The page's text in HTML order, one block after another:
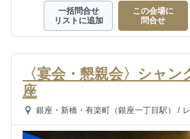
一括問合せ
リストに追加
この会場に
問合せ
〈宴会・懇親会〉シャン
座
銀座・新橋・有楽町（銀座一丁目駅） /